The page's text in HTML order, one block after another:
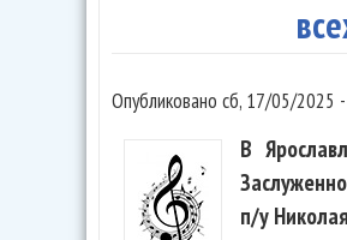
Опубликовано сб, 17/05/2025
В
п/у